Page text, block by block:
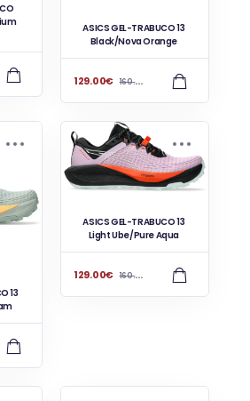
ASICS GEL-TRABUCO 13
Black/Nova Orange
129.00€ 160.00
13
ASICS GEL-TRABUCO 13
Light Ube/Pure Aqua
129.00€ 160.00